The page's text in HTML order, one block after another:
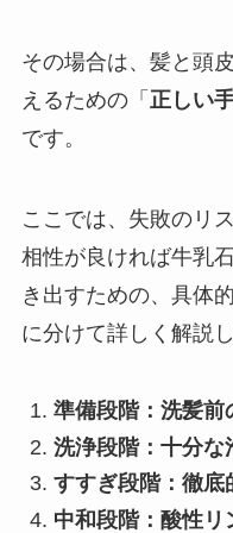
その場合は、髪と頭
えるための「 正しい
です。
ここでは、失敗のリ
相性が良ければ牛乳
き出すための、具体
に分けて詳しく解説
準備段階：洗髪前
洗浄段階：十分な
すすぎ段階：徹底
中和段階：酸性リ